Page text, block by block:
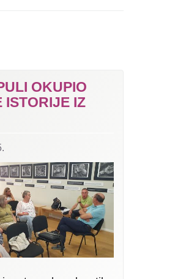
OKUPIO
ISTORIJE IZ